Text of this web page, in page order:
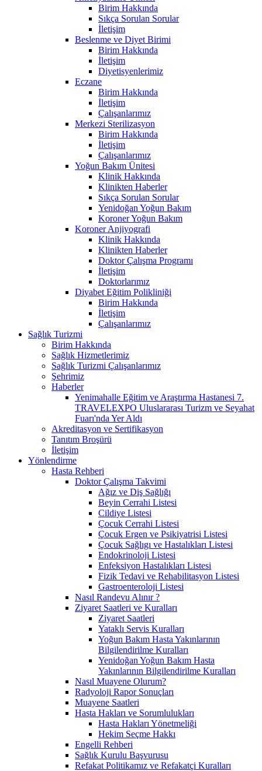
Birim Hakkında
Sıkça Sorulan Sorular
İletişim
Beslenme ve Diyet Birimi
Birim Hakkında
İletişim
Diyetisyenlerimiz
Eczane
Birim Hakkında
İletişim
Çalışanlarımız
Merkezi Sterilizasyon
Birim Hakkında
İletişim
Çalışanlarımız
Yoğun Bakım Ünitesi
Klinik Hakkında
Klinikten Haberler
Sıkça Sorulan Sorular
Yenidoğan Yoğun Bakım
Koroner Yoğun Bakım
Koroner Anjiyografi
Klinik Hakkında
Klinikten Haberler
Doktor Çalışma Programı
İletişim
Doktorlarımız
Diyabet Eğitim Polikliniği
Birim Hakkında
İletişim
Çalışanlarımız
Sağlık Turizmi
Birim Hakkında
Sağlık Hizmetlerimiz
Sağlık Turizmi Çalışanlarımız
Şehrimiz
Haberler
Yenimahalle Eğitim ve Araştırma Hastanesi 7.
TRAVELEXPO Uluslararası Turizm ve Seyahat
Fuarı'nda Yer Aldı
Akreditasyon ve Sertifikasyon
Tanıtım Broşürü
İletişim
Yönlendirme
Hasta Rehberi
Doktor Çalışma Takvimi
Ağız ve Diş Sağlığı
Beyin Cerrahi Listesi
Cildiye Listesi
Çocuk Cerrahi Listesi
Çocuk Ergen ve Psikiyatrisi Listesi
Çocuk Sağlıgı ve Hastalıkları Listesi
Endokrinoloji Listesi
Enfeksiyon Hastalıkları Listesi
Fizik Tedavi ve Rehabilitasyon Listesi
Gastroenteroloji Listesi
Nasıl Randevu Alınır ?
Ziyaret Saatleri ve Kuralları
Ziyaret Saatleri
Yataklı Servis Kuralları
Yoğun Bakım Hasta Yakınlarının
Bilgilendirilme Kuralları
Yenidoğan Yoğun Bakım Hasta
Yakınlarının Bilgilendirilme Kuralları
Nasıl Muayene Olurum?
Radyoloji Rapor Sonuçları
Muayene Saatleri
Hasta Hakları ve Sorumlulukları
Hasta Hakları Yönetmeliği
Hekim Seçme Hakkı
Engelli Rehberi
Sağlık Kurulu Başvurusu
Refakat Politikamız ve Refakatçi Kuralları